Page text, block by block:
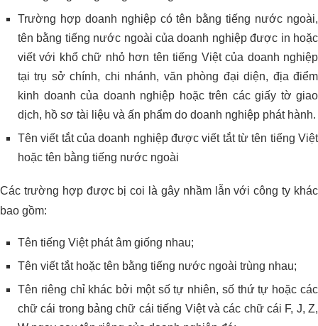
Trường hợp doanh nghiệp có tên bằng tiếng nước ngoài,
tên bằng tiếng nước ngoài của doanh nghiệp được in hoặc
viết với khổ chữ nhỏ hơn tên tiếng Việt của doanh nghiệp
tại trụ sở chính, chi nhánh, văn phòng đại diện, địa điểm
kinh doanh của doanh nghiệp hoặc trên các giấy tờ giao
dịch, hồ sơ tài liệu và ấn phẩm do doanh nghiệp phát hành.
Tên viết tắt của doanh nghiệp được viết tắt từ tên tiếng Việt
hoặc tên bằng tiếng nước ngoài
Các trường hợp được bị coi là gây nhầm lẫn với công ty khác
bao gồm:
Tên tiếng Việt phát âm giống nhau;
Tên viết tắt hoặc tên bằng tiếng nước ngoài trùng nhau;
Tên riêng chỉ khác bởi một số tự nhiên, số thứ tự hoặc các
chữ cái trong bảng chữ cái tiếng Việt và các chữ cái F, J, Z,